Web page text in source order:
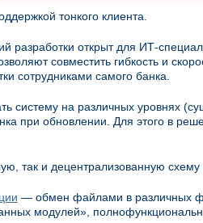
тонкого клиента.
открыт для ИТ-
совместить гибкость и
сотрудниками самого банка.
систему на различных уровнях
при обновлении. Для этого в
так и децентрализованную схему
— обмен файлами в различных
модулей»,